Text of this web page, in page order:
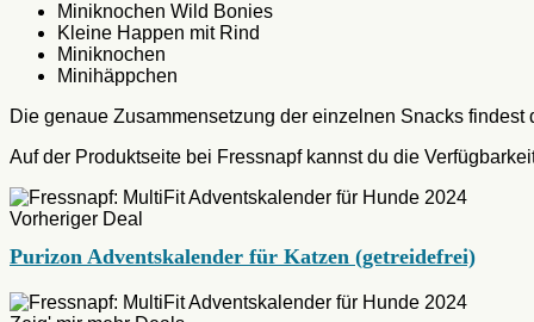
Miniknochen Wild Bonies
Kleine Happen mit Rind
Miniknochen
Minihäppchen
Die genaue Zusammensetzung der einzelnen Snacks
Auf der Produktseite bei Fressnapf kannst du die
Vorheriger Deal
Purizon Adventskalender für Katzen (getreidefrei)